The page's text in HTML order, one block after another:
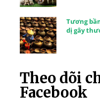
Tương
dị gây
Theo dõi
Facebook